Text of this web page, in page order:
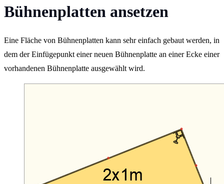
Bühnenplatten ansetzen
Eine Fläche von Bühnenplatten kann sehr einfach gebaut werden, in
dem der Einfügepunkt einer neuen Bühnenplatte an einer Ecke einer
vorhandenen Bühnenplatte ausgewählt wird.